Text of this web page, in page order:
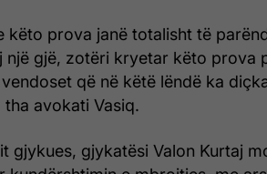
këto prova janë totalisht të
një gjë, zotëri kryetar këto prova
që në këtë lëndë ka
tha avokati Vasiq.
gjykues, gjykatësi Valon Kurtaj